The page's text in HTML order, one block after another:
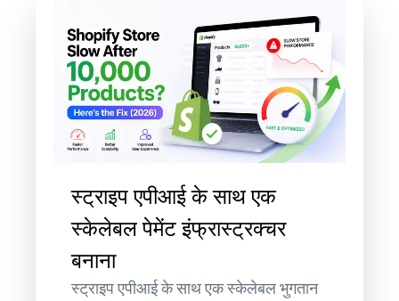
स्ट्राइप एपीआई के साथ एक
स्केलेबल पेमेंट इंफ्रास्ट्रक्चर
बनाना
स्ट्राइप एपीआई के साथ एक स्केलेबल भुगतान